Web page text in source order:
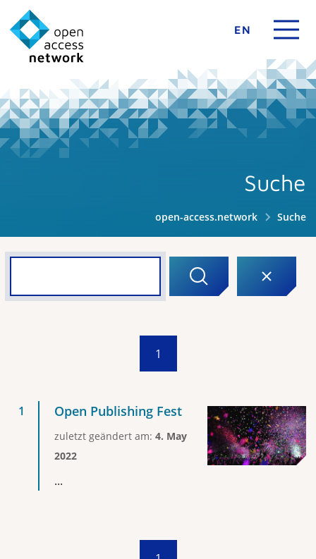
EN
Suche
open-access.network Suche
1
Open Publishing Fest
zuletzt geändert am: 4. May
2022
...